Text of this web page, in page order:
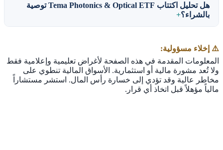
هل تحليل اكتتاب Tema Photonics & Optical ETF توصية
بالشراء؟
⚠️ إخلاء مسؤولية:
المعلومات المقدمة في هذه الصفحة لأغراض تعليمية وإعلامية فقط
ولا تُعد مشورة مالية أو استثمارية. الأسواق المالية تنطوي على
مخاطر عالية وقد تؤدي إلى خسارة رأس المال. استشر مستشاراً
مالياً مؤهلاً قبل اتخاذ أي قرار.